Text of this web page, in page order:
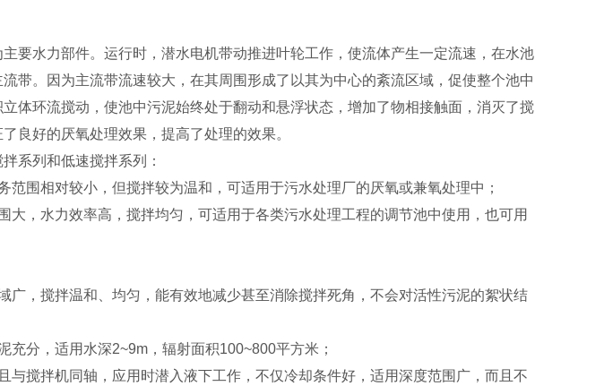
水力部件。运行时，潜水电机带动推进叶轮工作，使流体产生一定流速，在水池
带。因为主流带流速较大，在其周围形成了以其为中心的紊流区域，促使整个池中
体环流搅动，使池中污泥始终处于翻动和悬浮状态，增加了物相接触面，消灭了搅
良好的厌氧处理效果，提高了处理的效果。
系列和低速搅拌系列：
围相对较小，但搅拌较为温和，可适用于污水处理厂的厌氧或兼氧处理中；
，水力效率高，搅拌均匀，可适用于各类污水处理工程的调节池中使用，也可用
，搅拌温和、均匀，能有效地减少甚至消除搅拌死角，不会对活性污泥的絮状结
分，适用水深2~9m，辐射面积100~800平方米；
搅拌机同轴，应用时潜入液下工作，不仅冷却条件好，适用深度范围广，而且不